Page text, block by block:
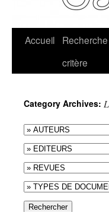
Accueil
critère
Category Archives:
Rechercher